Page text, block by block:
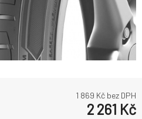
1 869 Kč bez DPH
2 261 Kč